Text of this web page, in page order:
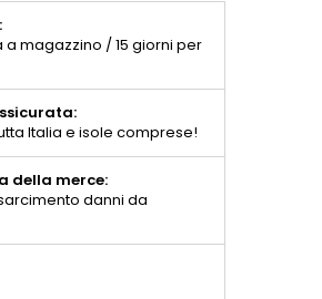
magazzino / 15 giorni per
Italia e isole comprese!
della merce:
danni da